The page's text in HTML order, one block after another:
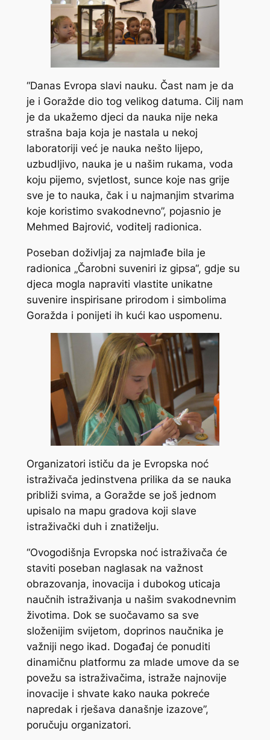
“Danas Evropa slavi nauku. Čast nam je da
je i Goražde dio tog velikog datuma. Cilj nam
je da ukažemo djeci da nauka nije neka
strašna baja koja je nastala u nekoj
laboratoriji već je nauka nešto lijepo,
uzbudljivo, nauka je u našim rukama, voda
koju pijemo, svjetlost, sunce koje nas grije
sve je to nauka, čak i u najmanjim stvarima
koje koristimo svakodnevno”, pojasnio je
Mehmed Bajrović, voditelj radionica.
Poseban doživljaj za najmlađe bila je
radionica „Čarobni suveniri iz gipsa“, gdje su
djeca mogla napraviti vlastite unikatne
suvenire inspirisane prirodom i simbolima
Goražda i ponijeti ih kući kao uspomenu.
Organizatori ističu da je Evropska noć
istraživača jedinstvena prilika da se nauka
približi svima, a Goražde se još jednom
upisalo na mapu gradova koji slave
istraživački duh i znatiželju.
“Ovogodišnja Evropska noć istraživača će
staviti poseban naglasak na važnost
obrazovanja, inovacija i dubokog uticaja
naučnih istraživanja u našim svakodnevnim
životima. Dok se suočavamo sa sve
složenijim svijetom, doprinos naučnika je
važniji nego ikad. Događaj će ponuditi
dinamičnu platformu za mlade umove da se
povežu sa istraživačima, istraže najnovije
inovacije i shvate kako nauka pokreće
napredak i rješava današnje izazove”,
poručuju organizatori.